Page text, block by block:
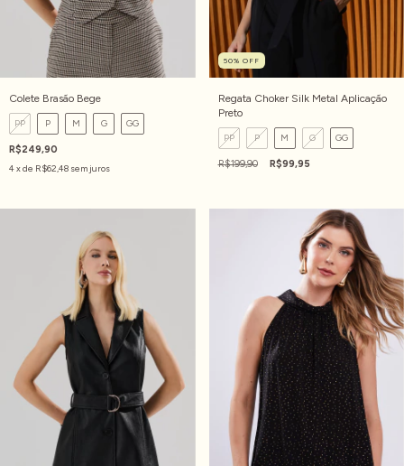
Colete Brasão Bege
PP P M G GG
R$249,90
4x de R$62,48 sem juros
50% OFF
Regata Choker Silk Metal Aplicação
Preto
PP P M G GG
R$199,90 R$99,95